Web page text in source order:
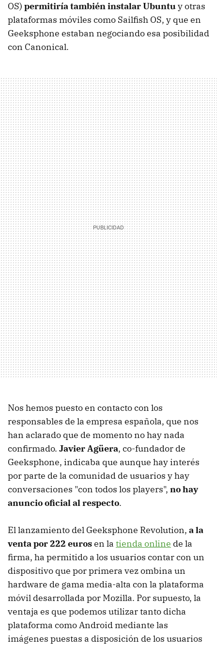
OS) permitiría también instalar Ubuntuy otras
plataformas móviles como Sailfish OS, y que en
Geeksphone estaban negociando esa posibilidad
con Canonical.
Nos hemos puesto en contacto con los
responsables de la empresa española, que nos
han aclarado que de momento no hay nada
confirmado. Javier Agüera, co-fundador de
Geeksphone, indicaba que aunque hay interés
por parte de la comunidad de usuarios y hay
conversaciones "con todos los players", no hay
anuncio oficial al respecto.
El lanzamiento del Geeksphone Revolution, a la
venta por 222 eurosen la tienda online de la
firma, ha permitido a los usuarios contar con un
dispositivo que por primera vez ombina un
hardware de gama media-alta con la plataforma
móvil desarrollada por Mozilla. Por supuesto, la
ventaja es que podemos utilizar tanto dicha
plataforma como Android mediante las
imágenes puestas a disposición de los usuarios